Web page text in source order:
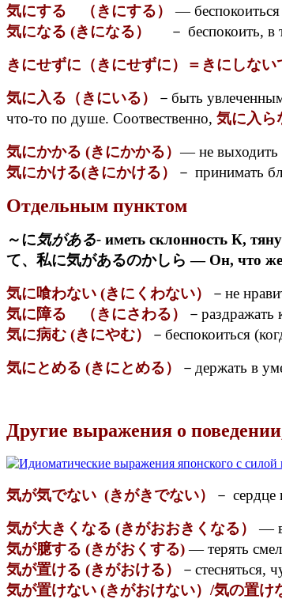
気にする （きにする）
—
気になる (きになる）
－ беспокоить, в
きにせずに（きにせずに）＝きにしない
気に入る（きにいる）
－быть
что-то по душе. Соотвественно, 気に入ら
気にかかる (きにかかる）— не выходить
気にかける(きにかける）
－ принимать
Отдельным пунктом
～に気がある- иметь склонность К,
て、私に気があるのかしら — Он, что же
気に喰わない (きにくわない）
－не
気に障る （きにさわる）
－раздражать
気に病む (きにやむ）
－беспокоиться
気にとめる (きにとめる）
－держать в
Другие выражения о
気が気でない (きがきでない）
－ сердце
気が大きくなる (きがおおきくなる）
—
気が臆する (きがおくする) — терять
気が置ける (きがおける）
－стесняться,
気が置けない (きがおけない）/気の置け